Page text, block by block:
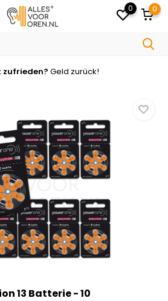
0 0
zufrieden? Geld zurück!
13 Batterie - 10